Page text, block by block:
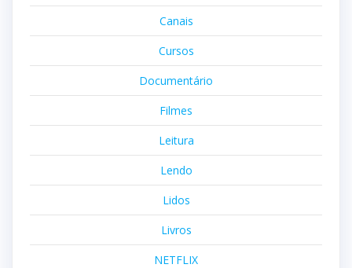
Canais
Cursos
Documentário
Filmes
Leitura
Lendo
Lidos
Livros
NETFLIX